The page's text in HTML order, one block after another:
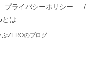
プライバシーポリシー
とは
ZEROのブログ.